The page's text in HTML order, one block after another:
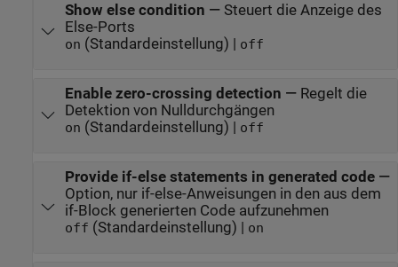
Show else condition — Steuert die Anzeige des
Else-Ports
on (Standardeinstellung) | off
Enable zero-crossing detection — Regelt die
Detektion von Nulldurchgängen
on (Standardeinstellung) | off
Provide if-else statements in generated code—
Option, nur if-else-Anweisungen in den aus dem
if-Block generierten Code aufzunehmen
off (Standardeinstellung) | on